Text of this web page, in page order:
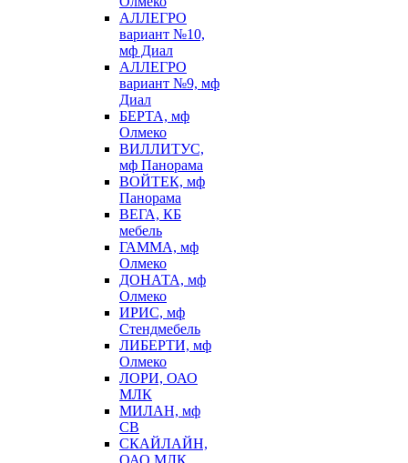
АЛЛЕГРО
вариант №10,
мф Диал
АЛЛЕГРО
вариант №9, мф
Диал
БЕРТА, мф
Олмеко
ВИЛЛИТУС,
мф Панорама
ВОЙТЕК, мф
Панорама
ВЕГА, КБ
мебель
ГАММА, мф
Олмеко
ДОНАТА, мф
Олмеко
ИРИС, мф
Стендмебель
ЛИБЕРТИ, мф
Олмеко
ЛОРИ, ОАО
МЛК
МИЛАН, мф
СВ
СКАЙЛАЙН,
ОАО МЛК